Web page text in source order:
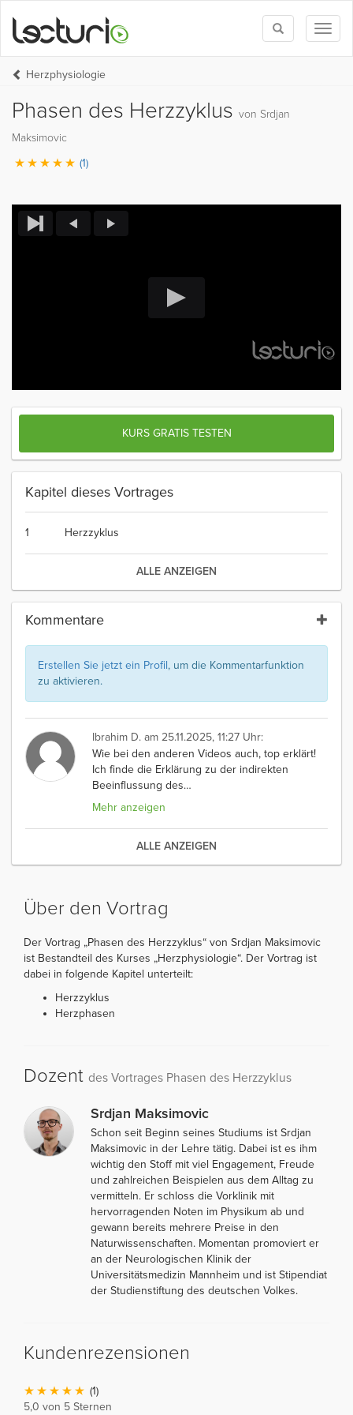
Toggle
search
Herzphysiologie
Phasen des Herzzyklus von Srdjan
Maksimovic
(1)
KURS GRATIS TESTEN
Kapitel dieses Vortrages
1 Herzzyklus
ALLE ANZEIGEN
Kommentare
Erstellen Sie jetzt ein Profil, um die Kommentarfunktion
zu aktivieren.
Ibrahim D. am 25.11.2025, 11:27 Uhr:
Wie bei den anderen Videos auch, top erklärt!
Ich finde die Erklärung zu der indirekten
Beeinflussung des…
Mehr anzeigen
ALLE ANZEIGEN
Über den Vortrag
Der Vortrag „Phasen des Herzzyklus“ von Srdjan Maksimovic
ist Bestandteil des Kurses „Herzphysiologie“. Der Vortrag ist
dabei in folgende Kapitel unterteilt:
Herzzyklus
Herzphasen
Dozent des Vortrages Phasen des Herzzyklus
Srdjan Maksimovic
Schon seit Beginn seines Studiums ist Srdjan
Maksimovic in der Lehre tätig. Dabei ist es ihm
wichtig den Stoff mit viel Engagement, Freude
und zahlreichen Beispielen aus dem Alltag zu
vermitteln. Er schloss die Vorklinik mit
hervorragenden Noten im Physikum ab und
gewann bereits mehrere Preise in den
Naturwissenschaften. Momentan promoviert er
an der Neurologischen Klinik der
Universitätsmedizin Mannheim und ist Stipendiat
der Studienstiftung des deutschen Volkes.
Kundenrezensionen
(1)
5,0 von 5 Sternen